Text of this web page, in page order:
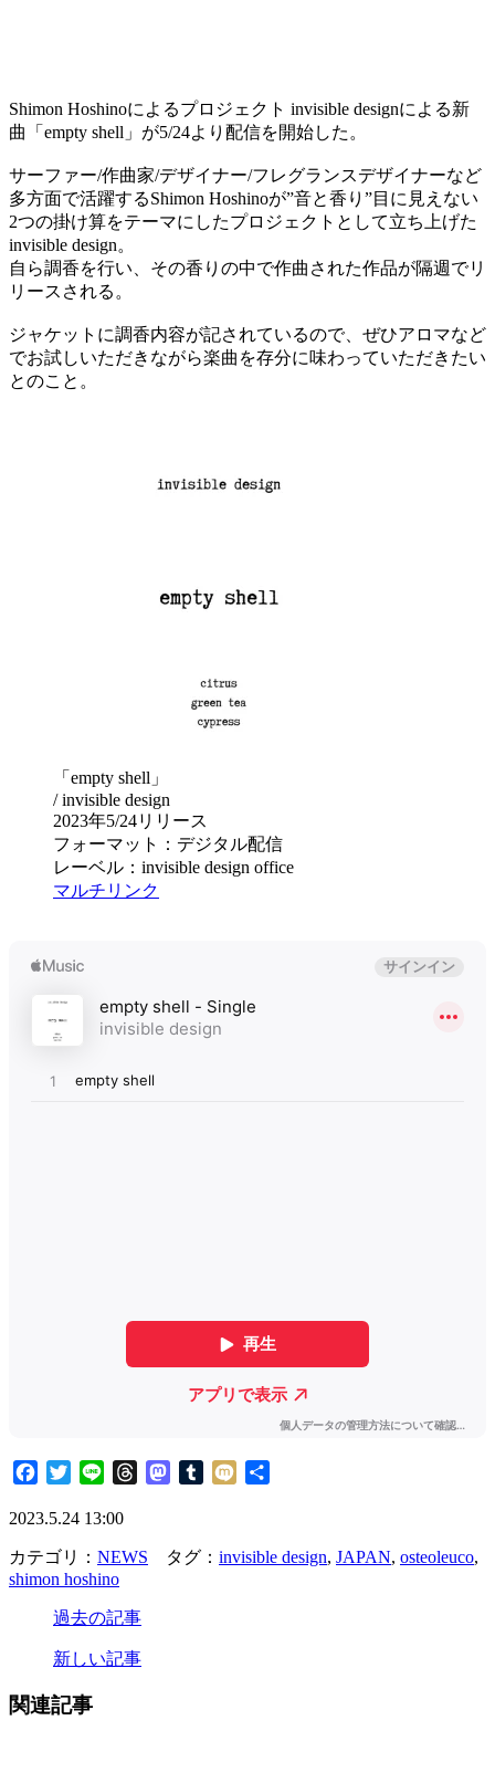
Shimon Hoshinoによるプロジェクト invisible designによる新
曲「empty shell」が5/24より配信を開始した。
サーファー/作曲家/デザイナー/フレグランスデザイナーなど
多方面で活躍するShimon Hoshinoが”音と香り”目に見えない
2つの掛け算をテーマにしたプロジェクトとして立ち上げた
invisible design。
自ら調香を行い、その香りの中で作曲された作品が隔週でリ
リースされる。
ジャケットに調香内容が記されているので、ぜひアロマなど
でお試しいただきながら楽曲を存分に味わっていただきたい
とのこと。
「empty shell」
/ invisible design
2023年5/24リリース
フォーマット：デジタル配信
レーベル：invisible design office
マルチリンク
FacebookTwitterLine ThreadsMastodonTumblrMixi
2023.5.24 13:00
カテゴリ： NEWS タグ： invisible design, JAPAN, osteoleuco,
shimon hoshino
過去の記事
新しい記事
関連記事